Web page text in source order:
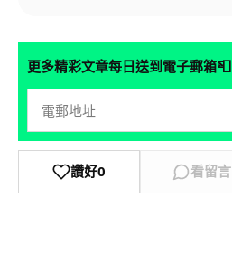
更多精彩文章每日送到電子郵箱📮
讚好0 看留言